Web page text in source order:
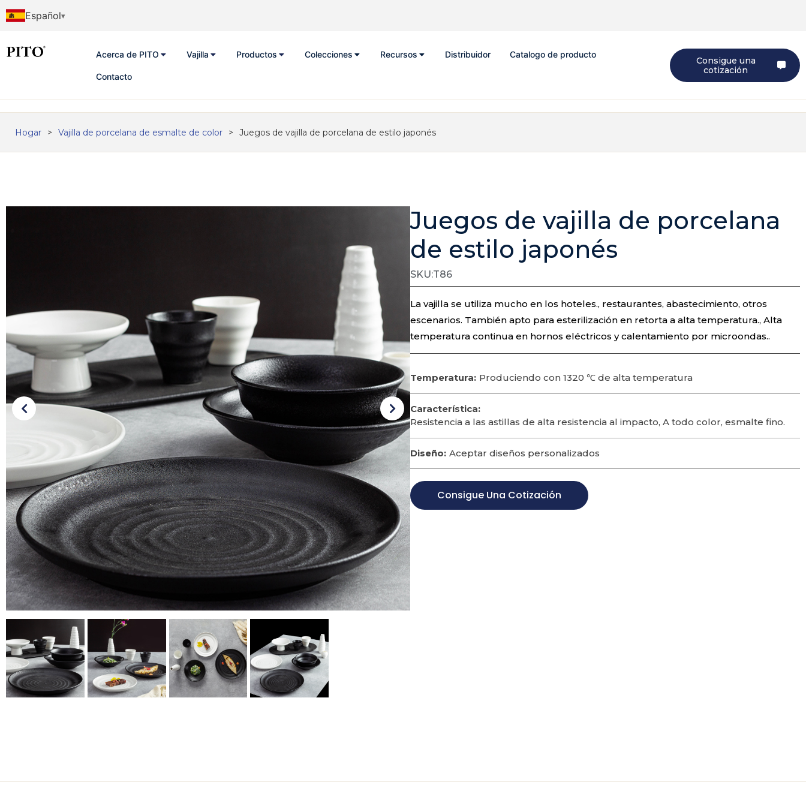
Español
Acerca de PITO Vajilla Productos Colecciones Recursos Distribuidor Catalogo de producto
Contacto
Consigue una
cotización
Hogar > Vajilla de porcelana de esmalte de color > Juegos de vajilla de porcelana de estilo japonés
Juegos de vajilla de porcelana
de estilo japonés
SKU:T86
La vajilla se utiliza mucho en los hoteles., restaurantes, abastecimiento, otros
escenarios. También apto para esterilización en retorta a alta temperatura., Alta
temperatura continua en hornos eléctricos y calentamiento por microondas..
Temperatura: Produciendo con 1320 ℃ de alta temperatura
Característica:
Resistencia a las astillas de alta resistencia al impacto, A todo color, esmalte fino.
Diseño: Aceptar diseños personalizados
Consigue Una Cotización